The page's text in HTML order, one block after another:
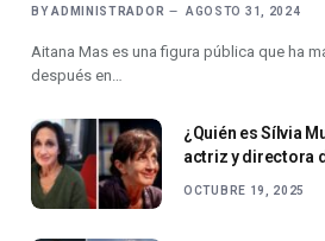
BY ADMINISTRADOR AGOSTO 31, 2024
Aitana Mas es una figura pública que ha
después en…
¿Quién es Sílvia
actriz y directora
OCTUBRE 19, 2025